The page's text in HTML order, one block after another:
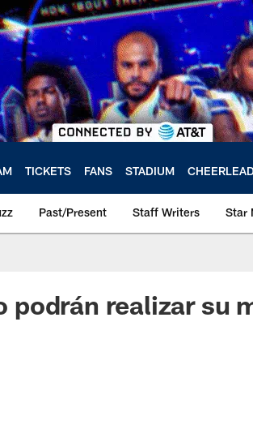
TICKETS FANS STADIUM
Past/Present Staff Writers Star
podrán realizar su